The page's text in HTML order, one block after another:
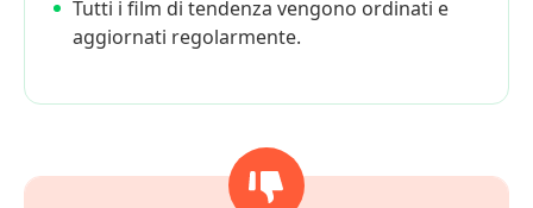
Tutti i film di tendenza vengono ordinati e
aggiornati regolarmente.